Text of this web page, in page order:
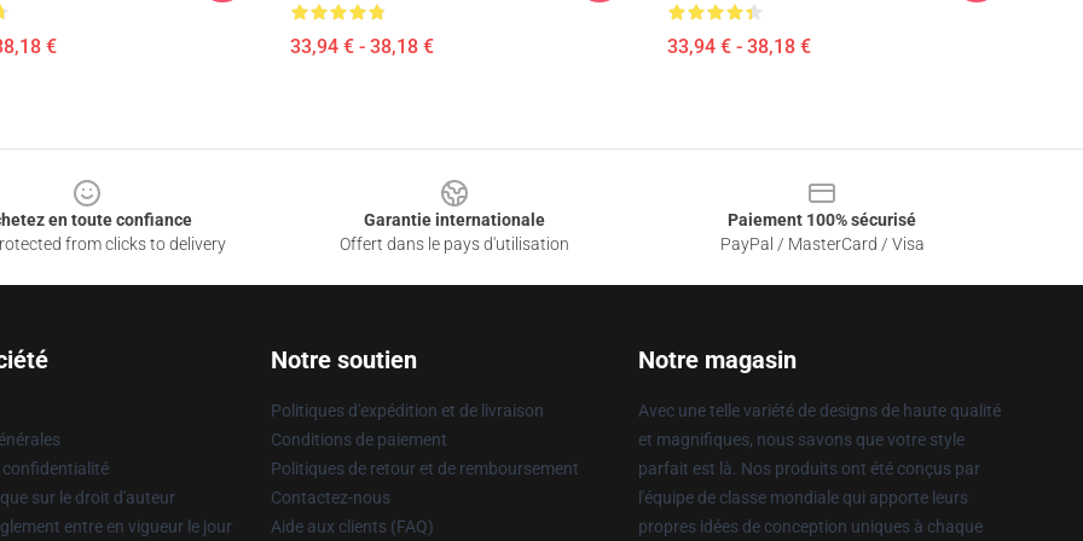
€ 33,94 € - 38,18 € 33,94 € - 38,18 €
en toute confiance
from clicks to delivery
Garantie internationale
Offert dans le pays d'utilisation
Paiement 100% sécurisé
PayPal / MasterCard / Visa
confidentialité
sur le droit d'auteur
entre en vigueur le jour
Notre soutien
Politiques d'expédition et de livraison
Conditions de paiement
Politiques de retour et de remboursement
Contactez-nous
Aide aux clients (FAQ)
Notre magasin
Avec une telle variété de designs de haute qualité
et magnifiques, nous savons que votre style
parfait est là. Nos produits ont été conçus par
l'équipe de classe mondiale qui apporte leurs
propres idées de conception uniques à chaque